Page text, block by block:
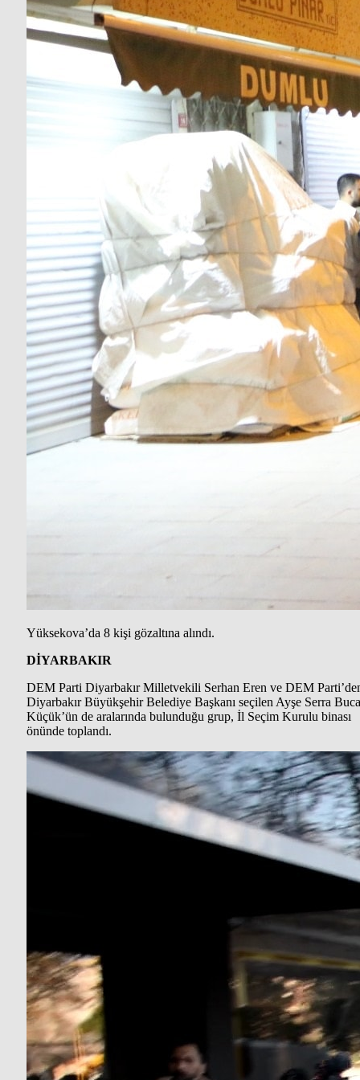
Yüksekova’da 8 kişi gözaltına alındı.
DİYARBAKIR
DEM Parti Diyarbakır Milletvekili Serhan Eren ve DEM
Diyarbakır Büyükşehir Belediye Başkanı seçilen Ayşe Serra
Küçük’ün de aralarında bulunduğu grup, İl Seçim Kurulu binası
önünde toplandı.